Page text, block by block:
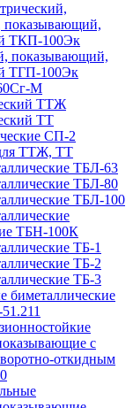
показывающий,
ТКП-100Эк
показывающий,
ТГП-100Эк
М
ТТЖ
ТТ
СП-2
ТТЖ, ТТ
ТБЛ-63
ТБЛ-80
ТБЛ-100
ТБН-100К
ТБ-1
ТБ-2
ТБ-3
биметаллические
с
откидным